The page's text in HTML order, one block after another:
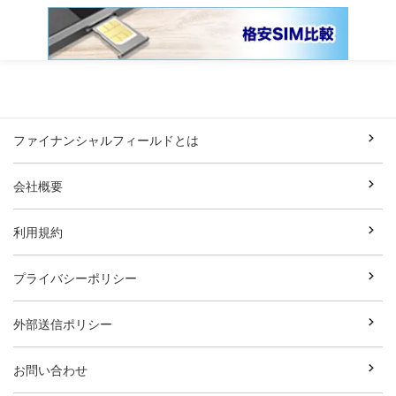
ファイナンシャルフィールドとは
会社概要
利用規約
プライバシーポリシー
外部送信ポリシー
お問い合わせ